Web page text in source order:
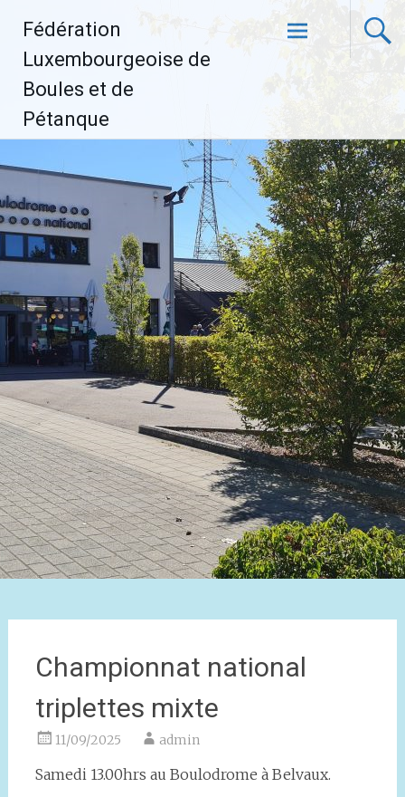
contenu
Fédération
Luxembourgeoise de
Boules et de
Pétanque
Championnat national
triplettes mixte
11/09/2025 admin
Samedi 13.00hrs au Boulodrome à Belvaux.